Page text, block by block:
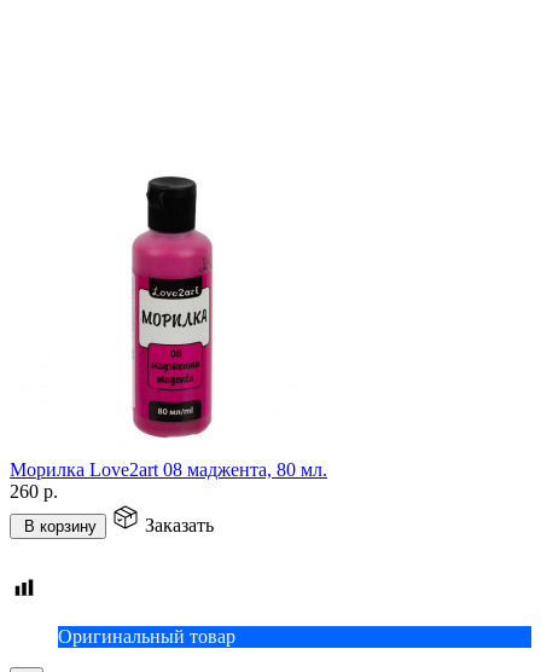
Морилка Love2art 08 маджента, 80 мл.
260 р.
В корзину Заказать
Оригинальный товар